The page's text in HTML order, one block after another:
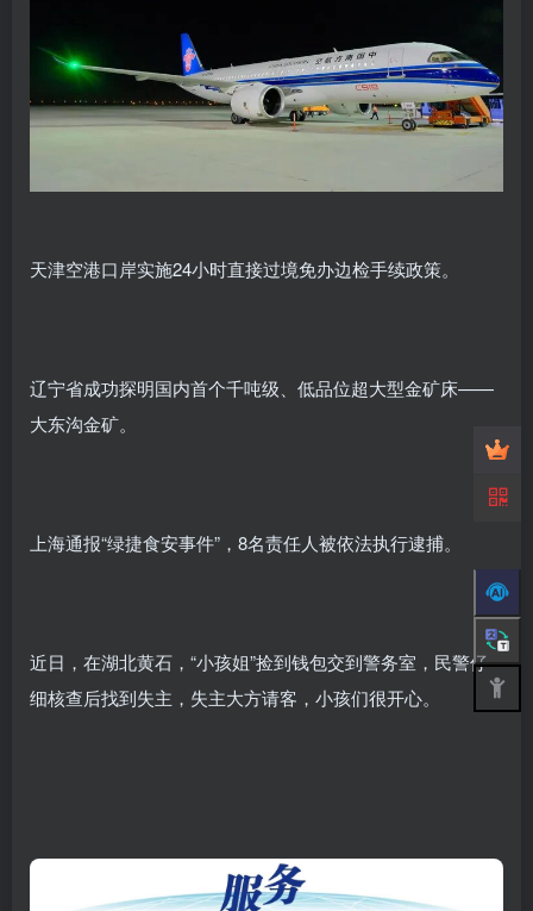
天津空港口岸实施24小时直接过境免办边检手续政策。
辽宁省成功探明国内首个千吨级、低品位超大型金矿床——
大东沟金矿。
上海通报“绿捷食安事件”，8名责任人被依法执行逮捕。
近日，在湖北黄石，“小孩姐”捡到钱包交到警务室，民警仔
细核查后找到失主，失主大方请客，小孩们很开心。